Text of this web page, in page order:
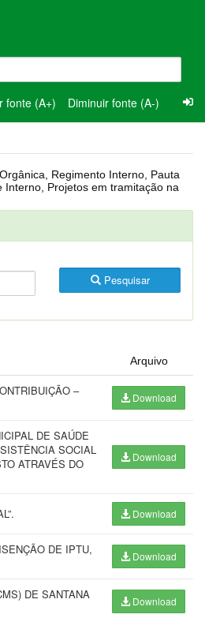
fonte (A+) Diminuir fonte (A-)
Pesquisar
Arquivo
–
Download
DE SAÚDE
SOCIAL
ATRAVÉS DO
Download
Download
DE IPTU,
Download
DE SANTANA
Download